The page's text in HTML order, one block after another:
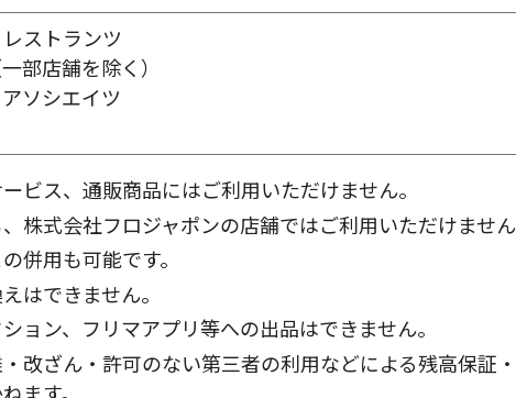
ストランツ
部店舗を除く）
ソシエイツ
ビス、通販商品にはご利用いただけません。
株式会社フロジャポンの店舗ではご利用いただけません
併用も可能です。
はできません。
ョン、フリマアプリ等への出品はできません。
改ざん・許可のない第三者の利用などによる残高保証・